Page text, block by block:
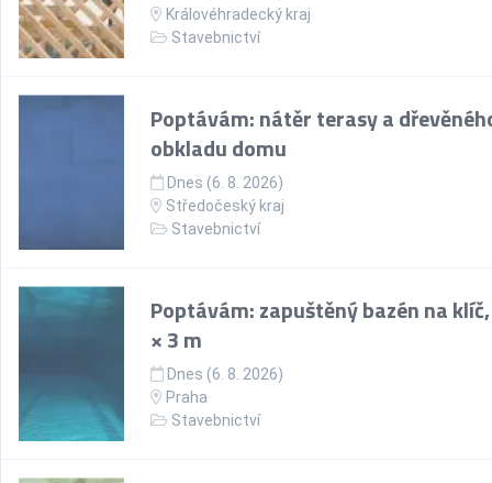
Královéhradecký kraj
Stavebnictví
Poptávám: nátěr terasy a
obkladu domu
Dnes (6. 8. 2026)
Středočeský kraj
Stavebnictví
Poptávám: zapuštěný bazén na
× 3 m
Dnes (6. 8. 2026)
Praha
Stavebnictví